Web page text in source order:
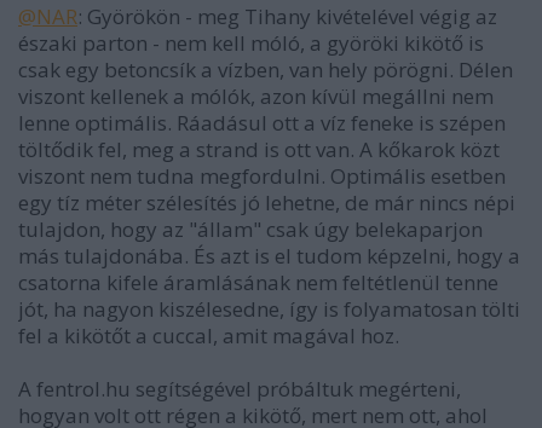
@NAR: Györökön - meg Tihany kivételével végig az
északi parton - nem kell móló, a györöki kikötő is
csak egy betoncsík a vízben, van hely pörögni. Délen
viszont kellenek a mólók, azon kívül megállni nem
lenne optimális. Ráadásul ott a víz feneke is szépen
töltődik fel, meg a strand is ott van. A kőkarok közt
viszont nem tudna megfordulni. Optimális esetben
egy tíz méter szélesítés jó lehetne, de már nincs népi
tulajdon, hogy az "állam" csak úgy belekaparjon
más tulajdonába. És azt is el tudom képzelni, hogy a
csatorna kifele áramlásának nem feltétlenül tenne
jót, ha nagyon kiszélesedne, így is folyamatosan tölti
fel a kikötőt a cuccal, amit magával hoz.
A fentrol.hu segítségével próbáltuk megérteni,
hogyan volt ott régen a kikötő, mert nem ott, ahol